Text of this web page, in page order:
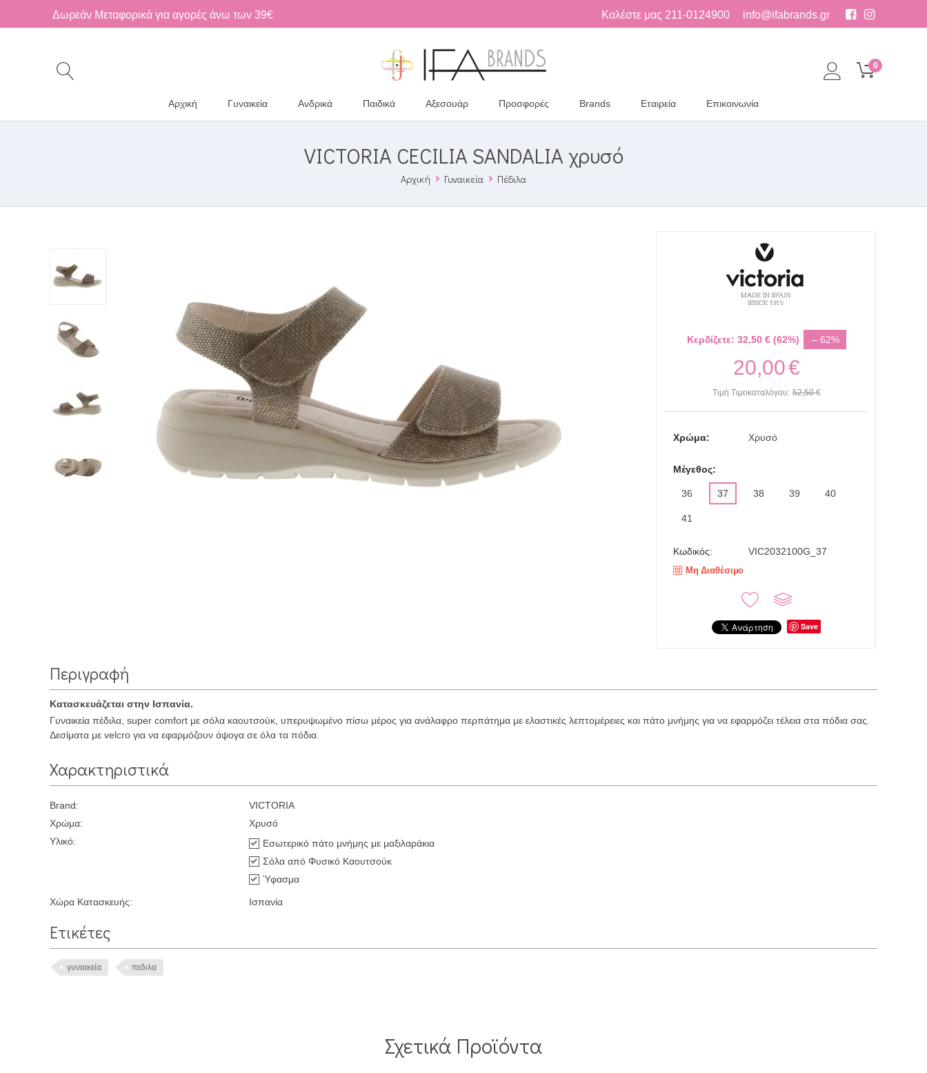
Δωρεάν Μεταφορικά για αγορές άνω των 39€ Καλέστε μας 211-0124900 info@ifabrands.gr
0
Αρχική Γυναικεία Ανδρικά Παιδικά Αξεσουάρ Προσφορές Brands Εταιρεία Επικοινωνία
VICTORIA CECILIA SANDALIA χρυσό
Αρχική Γυναικεία Πέδιλα
Κερδίζετε: 32,50€(62%) – 62%
20,00€
Τιμή Τιμοκαταλόγου: 52,50 €
Χρώμα: Χρυσό
Μέγεθος:
36 37 38 39 40
41
Κωδικός: VIC2032100G_37
Μη Διαθέσιμο
Save
Περιγραφή
Κατασκευάζεται στην Ισπανία.
Γυναικεία πέδιλα, super comfort με σόλα καουτσούκ, υπερυψωμένο πίσω μέρος για ανάλαφρο περπάτημα με ελαστικές λεπτομέρειες και πάτο μνήμης για να εφαρμόζει τέλεια στα πόδια σας.
Δεσίματα με velcro για να εφαρμόζουν άψογα σε όλα τα πόδια.
Χαρακτηριστικά
Brand:
VICTORIA
Χρώμα:
Χρυσό
Υλικό:
Εσωτερικό πάτο μνήμης με μαξιλαράκια
Σόλα από Φυσικό Καουτσούκ
Ύφασμα
Χώρα Κατασκευής: Ισπανία
Ετικέτες
γυναικεία πεδιλα
Σχετικά Προϊόντα